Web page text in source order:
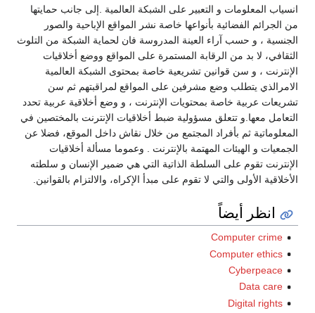
انسياب المعلومات و التعبير على الشبكة العالمية .إلى جانب حمايتها
من الجرائم الفضائية بأنواعها خاصة نشر المواقع الإباحية والصور
الجنسية ، و حسب آراء العينة المدروسة فان لحماية الشبكة من التلوث
الثقافي، لا بد من الرقابة المستمرة على المواقع ووضع أخلاقيات
الإنترنت ، و سن قوانين تشريعية خاصة بمحتوى الشبكة العالمية
الامرالذي يتطلب وضع مشرفين على المواقع لمراقبتهم ثم سن
تشريعات عربية خاصة بمحتويات الإنترنت ، و وضع أخلاقية عربية تحدد
التعامل معها.و تتعلق مسؤولية ضبط أخلاقيات الإنترنت بالمختصين في
المعلوماتية ثم بأفراد المجتمع من خلال نقاش داخل الموقع، فضلا عن
الجمعيات و الهيئات المهتمة بالإنترنت . وعموما مسألة أخلاقيات
الإنترنت تقوم على السلطة الذاتية التي هي ضمير الإنسان و سلطته
الأخلاقية الأولى والتي لا تقوم على مبدأ الإكراه، والالتزام بالقوانين.
انظر أيضاً
Computer crime
Computer ethics
Cyberpeace
Data care
Digital rights